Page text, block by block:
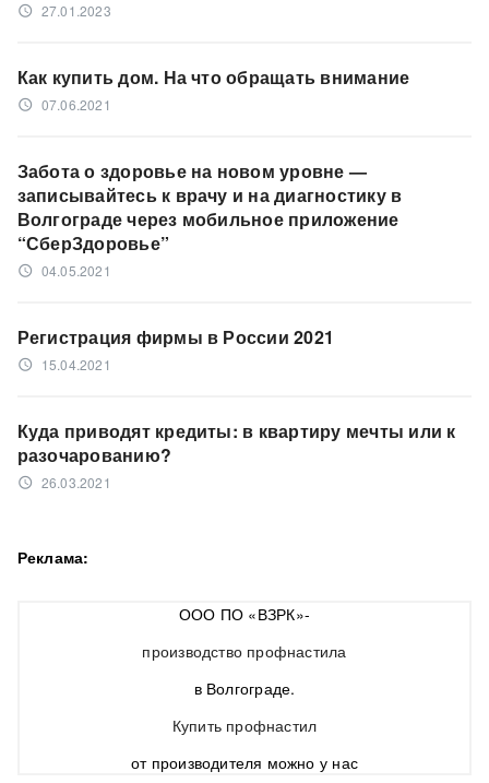
access_time 27.01.2023
Как купить дом. На что обращать внимание
access_time 07.06.2021
Забота о здоровье на новом уровне —
записывайтесь к врачу и на диагностику в
Волгограде через мобильное приложение
“СберЗдоровье”
access_time 04.05.2021
Регистрация фирмы в России 2021
access_time 15.04.2021
Куда приводят кредиты: в квартиру мечты или к
разочарованию?
access_time 26.03.2021
Реклама:
ООО ПО «ВЗРК»-
производство профнастила
в Волгограде.
Купить профнастил
от производителя можно у нас